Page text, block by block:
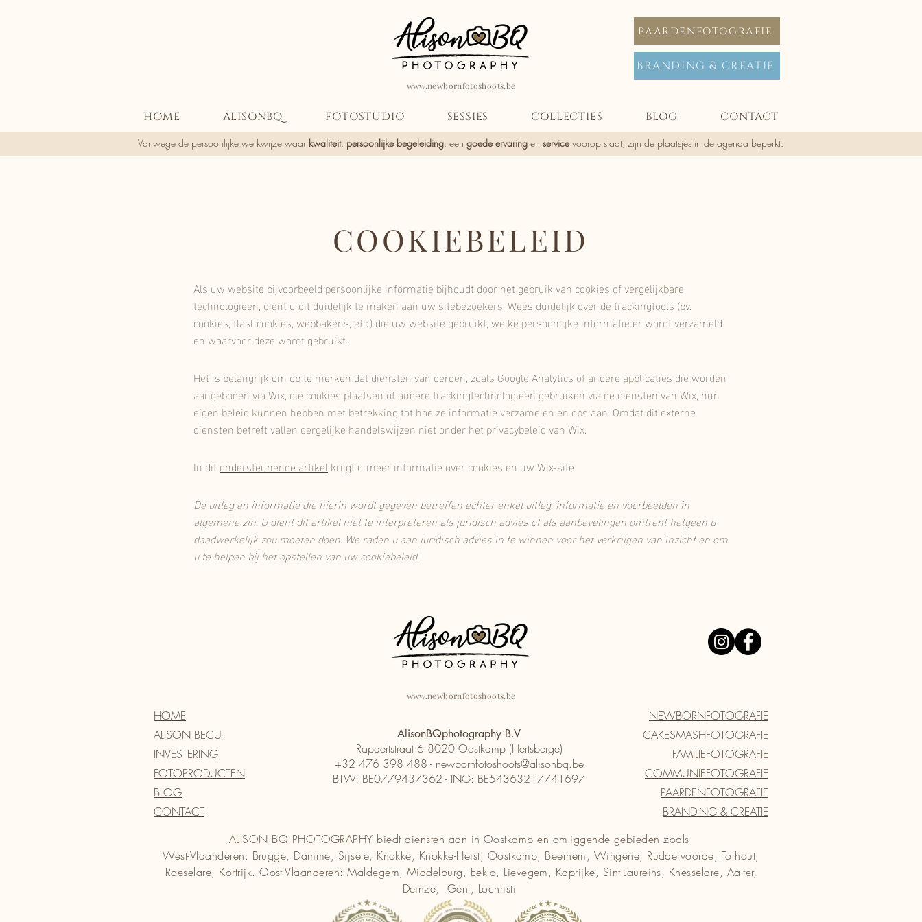
paardenfotografie
BRANDING & CREATIE
www.newbornfotoshoots.be
HOME ALISONBQ FOTOSTUDIO SESSIES COLLECTIES BLOG CONTACT
Vanwege de persoonlijke werkwijze waar kwaliteit, persoonlijke begeleiding, een goede ervaring en service voorop staat, zijn de plaatsjes in de agenda beperkt.
COOKIEBELEID
Als uw website bijvoorbeeld persoonlijke informatie bijhoudt door het gebruik van cookies of vergelijkbare
technologieën, dient u dit duidelijk te maken aan uw sitebezoekers. Wees duidelijk over de trackingtools (bv.
cookies, flashcookies, webbakens, etc.) die uw website gebruikt, welke persoonlijke informatie er wordt verzameld
en waarvoor deze wordt gebruikt.
Het is belangrijk om op te merken dat diensten van derden, zoals Google Analytics of andere applicaties die worden
aangeboden via Wix, die cookies plaatsen of andere trackingtechnologieën gebruiken via de diensten van Wix, hun
eigen beleid kunnen hebben met betrekking tot hoe ze informatie verzamelen en opslaan. Omdat dit externe
diensten betreft vallen dergelijke handelswijzen niet onder het privacybeleid van Wix.
In dit ondersteunende artikelkrijgt u meer informatie over cookies en uw Wix-site
De uitleg en informatie die hierin wordt gegeven betreffen echter enkel uitleg, informatie en voorbeelden in
algemene zin. U dient dit artikel niet te interpreteren als juridisch advies of als aanbevelingen omtrent hetgeen u
daadwerkelijk zou moeten doen. We raden u aan juridisch advies in te winnen voor het verkrijgen van inzicht en om
u te helpen bij het opstellen van uw cookiebeleid.
www.newbornfotoshoots.be
HOME
ALISON BECU
INVESTERING
FOTOPRODUCTEN
BLOG
CONTACT
AlisonBQphotography B.V
Rapaertstraat 6 8020 Oostkamp (Hertsberge)
+32 476 398 488 - newbornfotoshoots@alisonbq.be
BTW: BE0779437362 - ING: BE54363217741697
NEWBORNFOTOGRAFIE
CAKESMASHFOTOGRAFIE
FAMILIEFOTOGRAFIE
COMMUNIEFOTOGRAFIE
PAARDENFOTOGRAFIE
BRANDING & CREATIE
ALISON BQ PHOTOGRAPHY biedt diensten aan in Oostkamp en omliggende gebieden zoals:
West-Vlaanderen: Brugge, Damme, Sijsele, Knokke, Knokke-Heist, Oostkamp, Beernem, Wingene, Ruddervoorde, Torhout,
Roeselare, Kortrijk. Oost-Vlaanderen: Maldegem, Middelburg, Eeklo, Lievegem, Kaprijke, Sint-Laureins, Knesselare, Aalter,
Deinze, Gent, Lochristi